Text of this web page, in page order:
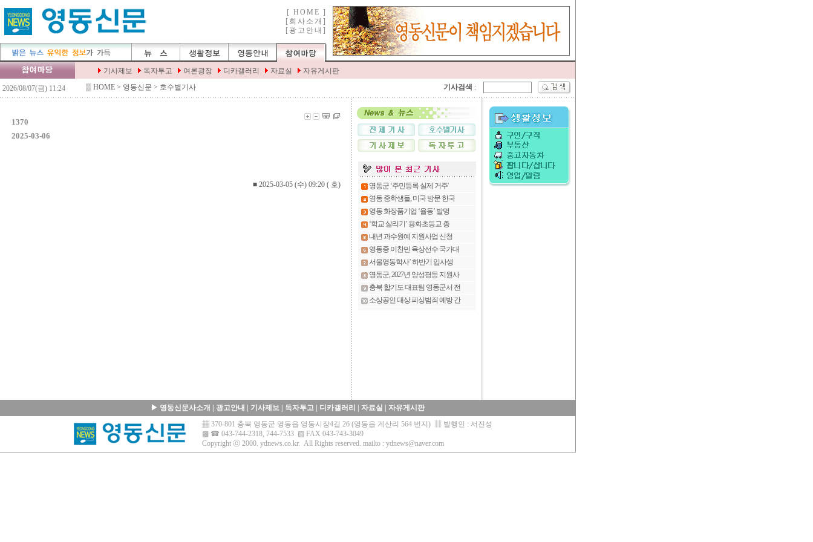
▒ HOME > 영동신문 > 호수별기사 기사검색 :
1370
2025-03-06
■ 2025-03-05 (수) 09:20 ( 호)
▶ 영동신문사소개 광고안내 기사제보 독자투고 디카갤러리 자료실
자유게시판
▦ 370-801 충북 영동군 영동읍 영동시장4길 26 (영동읍 계산리 564 번지) ▥ 발행인 : 서진성
▩ ☎ 043-744-2318, 744-7533 ▧ FAX 043-743-3049
Copyright ⓒ 2000. ydnews.co.kr. All Rights reserved. mailto : ydnews@naver.com